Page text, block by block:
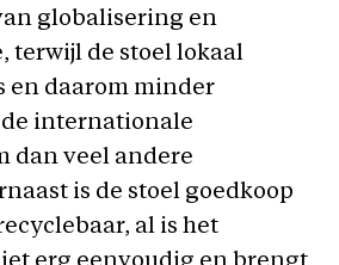
globalisering en
terwijl de stoel lokaal
en daarom minder
internationale
dan veel andere
is de stoel goedkoop
al is het